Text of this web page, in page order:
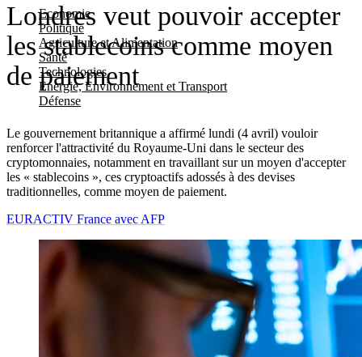
Economie
Politique
Agriculture et Alimentation
Santé
Technologies
Energie, Environnement et Transport
Défense
Londres veut pouvoir accepter
les stablecoins comme moyen
de paiement
Le gouvernement britannique a affirmé lundi (4 avril) vouloir
renforcer l'attractivité du Royaume-Uni dans le secteur des
cryptomonnaies, notamment en travaillant sur un moyen d'accepter
les « stablecoins », ces cryptoactifs adossés à des devises
traditionnelles, comme moyen de paiement.
EURACTIV France avec AFP